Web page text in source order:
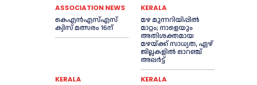
ASSOCIATION NEWS
കെഎൻഎസ്എസ്
ക്വിസ് മത്സരം 16ന്
KERALA
മഴ മുന്നറിയിപ്പിൽ
മാറ്റം; നാളെയും
അതിശക്തമായ
മഴയ്ക്ക് സാധ്യത, ഏഴ്
ജില്ലകളിൽ ഓറഞ്ച്
അലർട്ട്
KERALA KERALA